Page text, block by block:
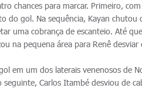
chances para marcar. Primeiro,
do gol. Na sequência, Kayan chutou
uma cobrança de escanteio. Até
na pequena área para Renê desviar
em um dos laterais venenosos de
Carlos Itambé desviou de